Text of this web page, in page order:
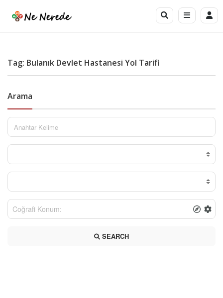
Tag: Bulanık Devlet Hastanesi Yol Tarifi
Arama
SEARCH